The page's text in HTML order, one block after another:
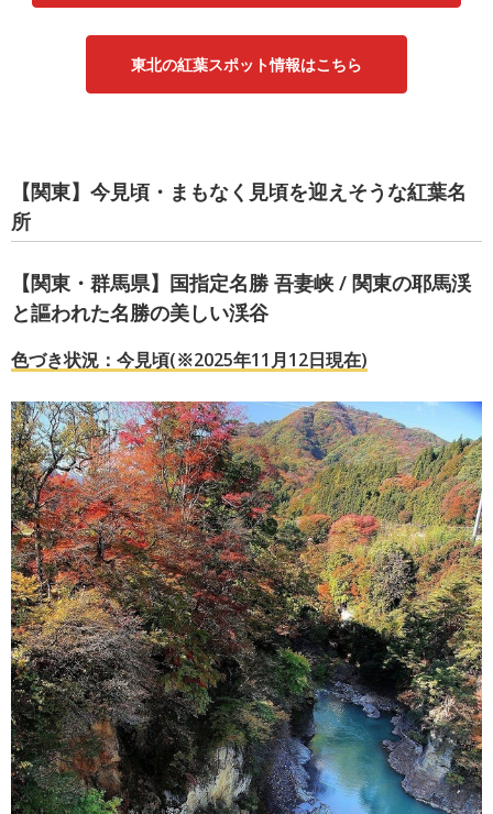
東北の紅葉スポット情報はこちら
【関東】今見頃・まもなく見頃を迎えそうな紅葉名
所
【関東・群馬県】国指定名勝 吾妻峡 / 関東の耶馬渓
と謳われた名勝の美しい渓谷
色づき状況：今見頃(※2025年11月12日現在)